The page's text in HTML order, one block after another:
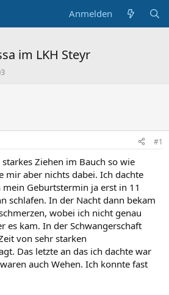
Anmelden
im LKH Steyr
#1
Ziehen im Bauch so wie
mir aber nichts dabei. Ich dachte
mein Geburtstermin ja erst in 11
schlafen. In der Nacht dann bekam
wobei ich nicht genau
es kam. In der Schwangerschaft
von sehr starken
Das letzte an das ich dachte war
auch Wehen. Ich konnte fast